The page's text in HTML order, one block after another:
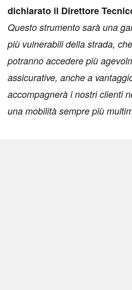
dichiarato il Direttore
Questo strumento sarà una
più vulnerabili della strada,
potranno accedere più
assicurative, anche a
accompagnerà i nostri clienti
una mobilità sempre più